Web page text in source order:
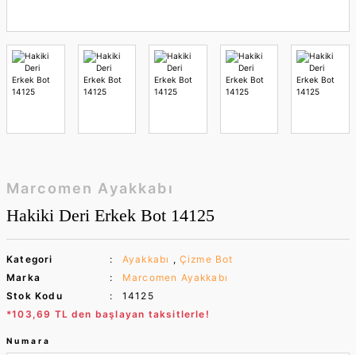
Marcomen Ayakkabı
Hakiki Deri Erkek Bot 14125
Kategori Ayakkabı , Çizme Bot
Marka
Marcomen Ayakkabı
Stok Kodu
14125
*103,69 TL den başlayan taksitlerle!
Numara